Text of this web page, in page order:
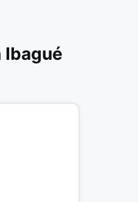
Ibagué